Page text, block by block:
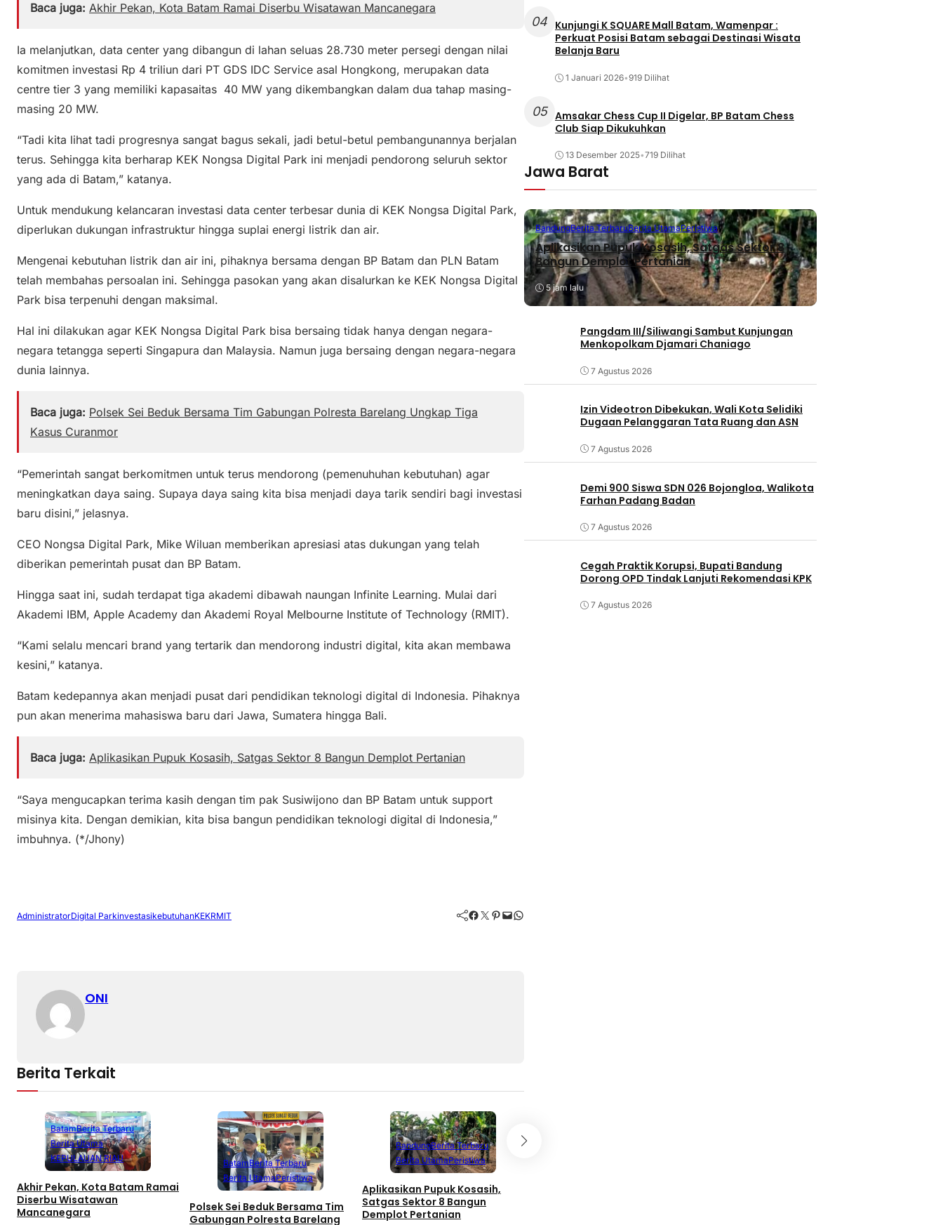
Baca juga: Akhir Pekan, Kota Batam Ramai Diserbu Wisatawan Mancanegara
Ia melanjutkan, data center yang dibangun di lahan seluas 28.730 meter persegi dengan nilai
komitmen investasi Rp 4 triliun dari PT GDS IDC Service asal Hongkong, merupakan data
centre tier 3 yang memiliki kapasaitas 40 MW yang dikembangkan dalam dua tahap masing-
masing 20 MW.
“Tadi kita lihat tadi progresnya sangat bagus sekali, jadi betul-betul pembangunannya berjalan
terus. Sehingga kita berharap KEK Nongsa Digital Park ini menjadi pendorong seluruh sektor
yang ada di Batam,” katanya.
Untuk mendukung kelancaran investasi data center terbesar dunia di KEK Nongsa Digital Park,
diperlukan dukungan infrastruktur hingga suplai energi listrik dan air.
Mengenai kebutuhan listrik dan air ini, pihaknya bersama dengan BP Batam dan PLN Batam
telah membahas persoalan ini. Sehingga pasokan yang akan disalurkan ke KEK Nongsa Digital
Park bisa terpenuhi dengan maksimal.
Hal ini dilakukan agar KEK Nongsa Digital Park bisa bersaing tidak hanya dengan negara-
negara tetangga seperti Singapura dan Malaysia. Namun juga bersaing dengan negara-negara
dunia lainnya.
Baca juga: Polsek Sei Beduk Bersama Tim Gabungan Polresta Barelang Ungkap Tiga
Kasus Curanmor
“Pemerintah sangat berkomitmen untuk terus mendorong (pemenuhuhan kebutuhan) agar
meningkatkan daya saing. Supaya daya saing kita bisa menjadi daya tarik sendiri bagi investasi
baru disini,” jelasnya.
CEO Nongsa Digital Park, Mike Wiluan memberikan apresiasi atas dukungan yang telah
diberikan pemerintah pusat dan BP Batam.
Hingga saat ini, sudah terdapat tiga akademi dibawah naungan Infinite Learning. Mulai dari
Akademi IBM, Apple Academy dan Akademi Royal Melbourne Institute of Technology (RMIT).
“Kami selalu mencari brand yang tertarik dan mendorong industri digital, kita akan membawa
kesini,” katanya.
Batam kedepannya akan menjadi pusat dari pendidikan teknologi digital di Indonesia. Pihaknya
pun akan menerima mahasiswa baru dari Jawa, Sumatera hingga Bali.
Baca juga: Aplikasikan Pupuk Kosasih, Satgas Sektor 8 Bangun Demplot Pertanian
“Saya mengucapkan terima kasih dengan tim pak Susiwijono dan BP Batam untuk support
misinya kita. Dengan demikian, kita bisa bangun pendidikan teknologi digital di Indonesia,”
imbuhnya. (*/Jhony)
AdministratorDigital ParkinvestasikebutuhanKEKRMIT Facebook Twitter Pinterest Mail WhatsApp
ONI
Berita Terkait
BatamBerita Terbaru
Berita Utama
KEPULAUAN RIAU
Akhir Pekan, Kota Batam Ramai
Diserbu Wisatawan
Mancanegara
BatamBerita Terbaru
Berita UtamaPeristiwa
Polsek Sei Beduk Bersama Tim
Gabungan Polresta Barelang
BandungBerita Terbaru
Berita UtamaPeristiwa
Aplikasikan Pupuk Kosasih,
Satgas Sektor 8 Bangun
Demplot Pertanian
04 Kunjungi K SQUARE Mall Batam, Wamenpar :
Perkuat Posisi Batam sebagai Destinasi Wisata
Belanja Baru
1 Januari 2026•919 Dilihat
05 Amsakar Chess Cup II Digelar, BP Batam Chess
Club Siap Dikukuhkan
13 Desember 2025•719 Dilihat
Jawa Barat
BandungBerita TerbaruBerita UtamaPeristiwa
Aplikasikan Pupuk Kosasih, Satgas Sektor 8
Bangun Demplot Pertanian
5 jam lalu
Pangdam III/Siliwangi Sambut Kunjungan
Menkopolkam Djamari Chaniago
7 Agustus 2026
Izin Videotron Dibekukan, Wali Kota Selidiki
Dugaan Pelanggaran Tata Ruang dan ASN
7 Agustus 2026
Demi 900 Siswa SDN 026 Bojongloa, Walikota
Farhan Padang Badan
7 Agustus 2026
Cegah Praktik Korupsi, Bupati Bandung
Dorong OPD Tindak Lanjuti Rekomendasi KPK
7 Agustus 2026